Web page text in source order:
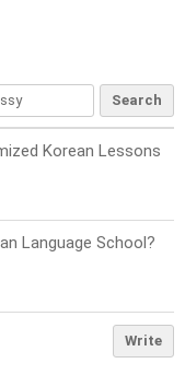
Search
Korean Lessons
Language School?
Write